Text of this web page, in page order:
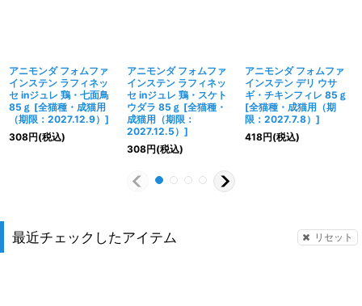
アニモンダ フォムファ
インステン ラフィネッ
セ inジュレ 鶏・七面鳥
85ｇ [全猫種・成猫用
（期限：2027.12.9） ]
308円(税込)
アニモンダ フォムファ
インステン ラフィネッ
セ inジュレ 鶏・スケト
ウダラ 85ｇ [全猫種・
成猫用（期限：
2027.12.5） ]
308円(税込)
アニモンダ フォムファ
インステン デリ ウサ
ギ・チキンフィレ 85ｇ
[全猫種・成猫用（期
限：2027.7.8） ]
418円(税込)
最近チェックしたアイテム リセット